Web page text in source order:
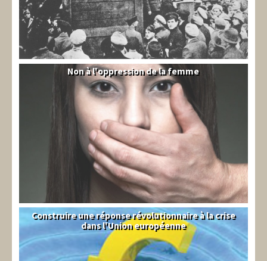
Syrie
Non à l'oppression de la femme
Syndical
Construire une réponse révolutionnaire à la crise
dans l'Union européenne